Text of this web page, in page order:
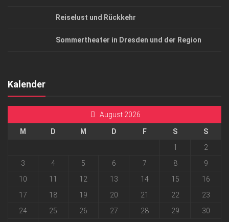
Reiselust und Rückkehr
Sommertheater in Dresden und der Region
Kalender
August 2026
M D M D F S
S
1
2
3
4 5 6 7 8
9
10
11 12 13 14 15
16
17
18 19 20 21 22
23
24
25 26 27 28 29 30